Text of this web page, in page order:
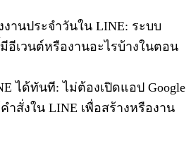
านประจำวันใน LINE: ระบบ
อีเวนต์หรืองานอะไรบ้างในตอน
ได้ทันที: ไม่ต้องเปิดแอป Google
ำสั่งใน LINE เพื่อสร้างหรืองาน